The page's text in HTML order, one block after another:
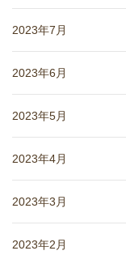
2023年7月
2023年6月
2023年5月
2023年4月
2023年3月
2023年2月